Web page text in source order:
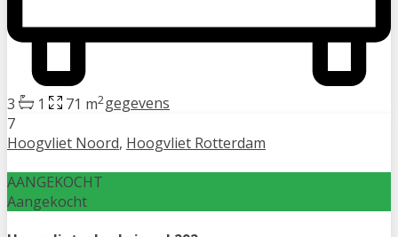
3 1 71 m2gegevens
7
Hoogvliet Noord, Hoogvliet Rotterdam
AANGEKOCHT
Aangekocht